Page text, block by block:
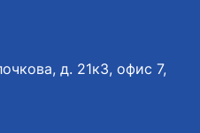
д. 21к3, офис 7,